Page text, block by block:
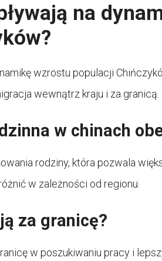
na
wzrostu populacji
wewnątrz kraju i za granicą.
w chinach
rodziny, która pozwala
w zależności od regionu.
za granicę?
w poszukiwaniu pracy i